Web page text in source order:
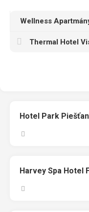
Wellness
Thermal Hotel
Hotel Park
Harvey Spa Hotel